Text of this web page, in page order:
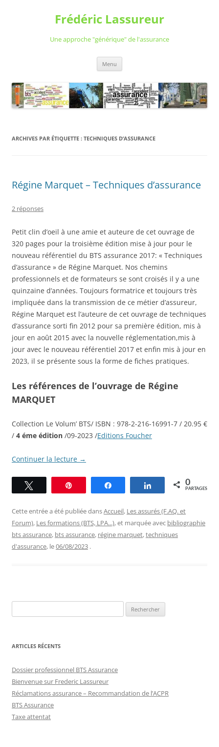
Frédéric Lassureur
Une approche "générique" de l'assurance
Menu
ARCHIVES PAR ÉTIQUETTE : TECHNIQUES D’ASSURANCE
Régine Marquet – Techniques d’assurance
2 réponses
Petit clin d’oeil à une amie et auteure de cet ouvrage de
320 pages pour la troisième édition mise à jour pour le
nouveau référentiel du BTS assurance 2017: « Techniques
d’assurance » de Régine Marquet. Nos chemins
professionnels et de formateurs se sont croisés il y a une
quinzaine d’années. Toujours formatrice et toujours très
impliquée dans la transmission de ce métier d’assureur,
Régine Marquet est l’auteure de cet ouvrage de techniques
d’assurance sorti fin 2012 pour sa première édition, mis à
jour en août 2015 avec la nouvelle réglementation,mis à
jour avec le nouveau référentiel 2017 et enfin mis à jour en
2023, il se présente sous la forme de fiches pratiques.
Les références de l’ouvrage de Régine
MARQUET
Collection Le Volum’ BTS/ ISBN : 978-2-216-16991-7 / 20.95 €
/ 4 éme édition /09-2023 /Editions Foucher
Continuer la lecture →
Partagez 0
PARTAGES
Cette entrée a été publiée dansAccueil, Les assurés (F.AQ. et
Forum), Les formations (BTS, LPA...), et marquée avec bibliographie
bts assurance, bts assurance, régine marquet,techniques
d'assurance, le06/08/2023 .
ARTICLES RÉCENTS
Dossier professionnel BTS Assurance
Bienvenue sur Frederic Lassureur
Réclamations assurance – Recommandation de l’ACPR
BTS Assurance
Taxe attentat